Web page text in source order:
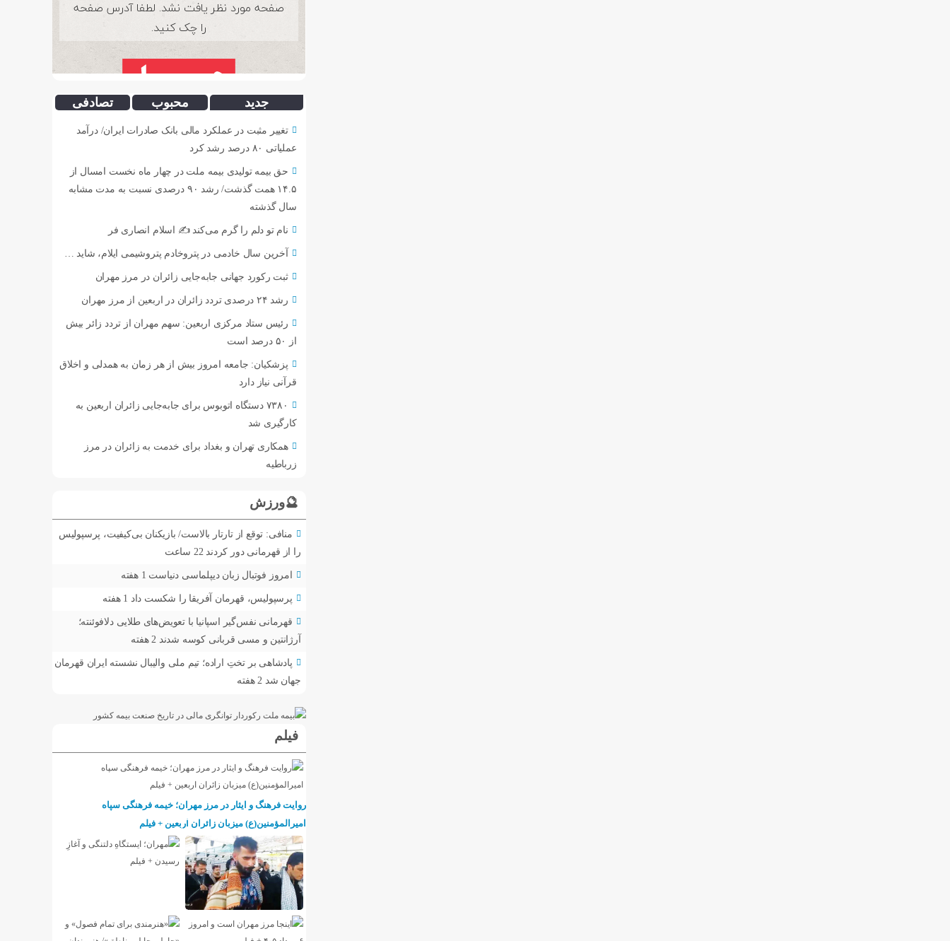
جدید محبوب تصادفی
تغییر مثبت در عملکرد مالی بانک صادرات ایران/ درآمد
عملیاتی ۸۰ درصد رشد کرد
حق بیمه تولیدی بیمه ملت در چهار ماه نخست امسال از
۱۴.۵ همت گذشت/ رشد ۹۰ درصدی نسبت به مدت مشابه
سال گذشته
نام تو دلم را گرم می‌کند ✍️ اسلام انصاری فر
آخرین سال خادمی در پتروخادم پتروشیمی ایلام، شاید …
ثبت رکورد جهانی جابه‌جایی زائران در مرز مهران
رشد ۲۴ درصدی تردد زائران در اربعین از مرز مهران
رئیس ستاد مرکزی اربعین: سهم مهران از تردد زائر بیش
از ۵۰ درصد است
پزشکیان: جامعه امروز بیش از هر زمان به همدلی و اخلاق
قرآنی نیاز دارد
۷۳۸۰ دستگاه اتوبوس برای جابه‌جایی زائران اربعین به‌
کارگیری شد
همکاری تهران و بغداد برای خدمت به زائران در مرز
زرباطیه
🔮ورزش
منافی: توقع از تارتار بالاست/ بازیکنان بی‌کیفیت، پرسپولیس
را از قهرمانی دور کردند 22 ساعت
امروز فوتبال زبان دیپلماسی دنیاست 1 هفته
پرسپولیس، قهرمان آفریقا را شکست داد 1 هفته
قهرمانی نفس‌گیر اسپانیا با تعویض‌های طلایی دلافوئنته؛
آرژانتین و مسی قربانی کوسه شدند 2 هفته
پادشاهی بر تختِ اراده؛ تیم ملی والیبال نشسته ایران قهرمان
جهان شد 2 هفته
فیلم
روایت فرهنگ و ایثار در مرز مهران؛ خیمه فرهنگی سپاه
امیرالمؤمنین(ع) میزبان زائران اربعین + فیلم